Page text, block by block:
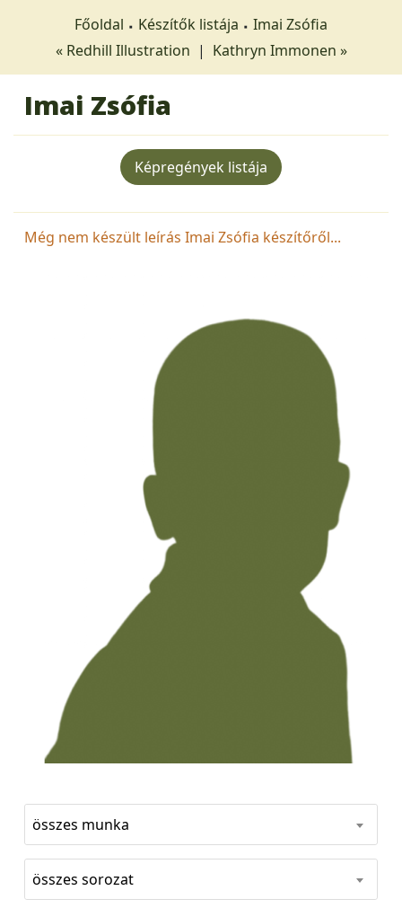
Főoldal Készítők listája
Imai Zsófia
« Redhill Illustration | Kathryn Immonen »
Imai Zsófia
Képregények listája
Még nem készült leírás Imai Zsófia készítőről...
összes munka
összes sorozat